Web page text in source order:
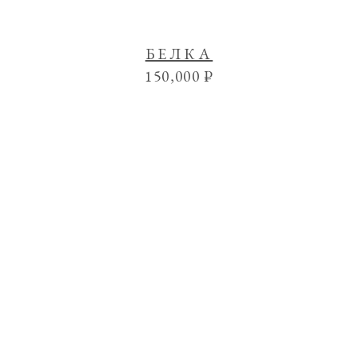
БЕЛКА
150,000₽